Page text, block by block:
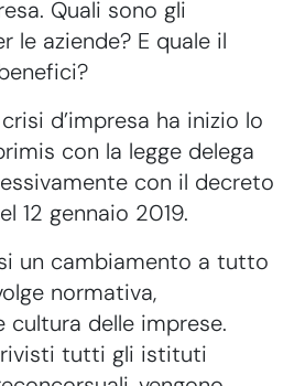
Quali sono gli
le aziende? E quale il
d’impresa ha inizio lo
con la legge delega
con il decreto
12 gennaio 2019.
un cambiamento a tutto
normativa,
cultura delle imprese.
rivisti tutti gli istituti